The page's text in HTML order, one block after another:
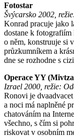
Fotostar
Švýcarsko 2002,
Konrad pracuje jako
dostane k fotografiím
o něm, konstruuje si
průzkumníkem a
dne se rozhodne s
Operace YY
Izrael 2000, režie:
Ronovi je
a noci má naplněné
chatováním na
všechno, s čím si
riskovat v osobním